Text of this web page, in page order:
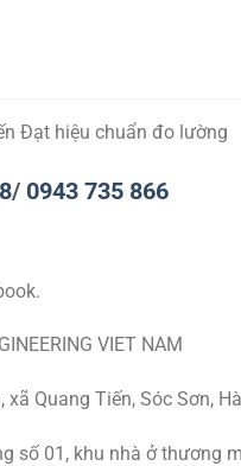
Đạt hiệu chuẩn đo lường
/ 0943 735 866
VIET NAM
Quang Tiến, Sóc Sơn,
số 01, khu nhà ở thương